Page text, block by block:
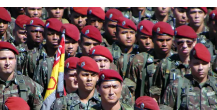
Temporada hípica da EsEqEx